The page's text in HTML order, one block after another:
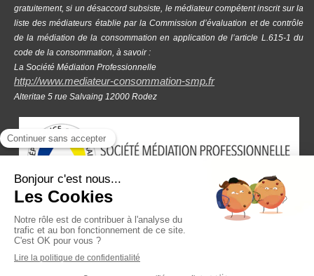
gratuitement, si un désaccord subsiste, le médiateur compétent inscrit sur la
liste des médiateurs établie par la Commission d’évaluation et de contrôle
de la médiation de la consommation en application de l’article L.615-1 du
code de la consommation, à savoir :
La Société Médiation Professionnelle
http://www.mediateur-consommation-smp.fr
Alteritae 5 rue Salvaing 12000 Rodez
Mentions légales